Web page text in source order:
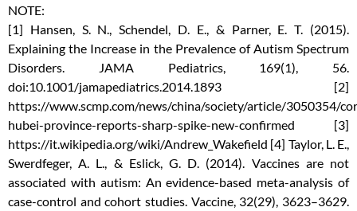
NOTE:
[1] Hansen, S. N., Schendel, D. E., & Parner, E. T. (2015).
Explaining the Increase in the Prevalence of Autism Spectrum
Disorders. JAMA Pediatrics, 169(1), 56.
doi:10.1001/jamapediatrics.2014.1893 [2]
https://www.scmp.com/news/china/society/article/3050354/
hubei-province-reports-sharp-spike-new-confirmed [3]
https://it.wikipedia.org/wiki/Andrew_Wakefield [4] Taylor, L. E.,
Swerdfeger, A. L., & Eslick, G. D. (2014). Vaccines are not
associated with autism: An evidence-based meta-analysis of
case-control and cohort studies. Vaccine, 32(29), 3623–3629.